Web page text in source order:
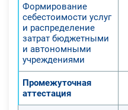
Формирование
себестоимости услуг
и распределение
затрат бюджетными
и автономными
учреждениями
Промежуточная
аттестация